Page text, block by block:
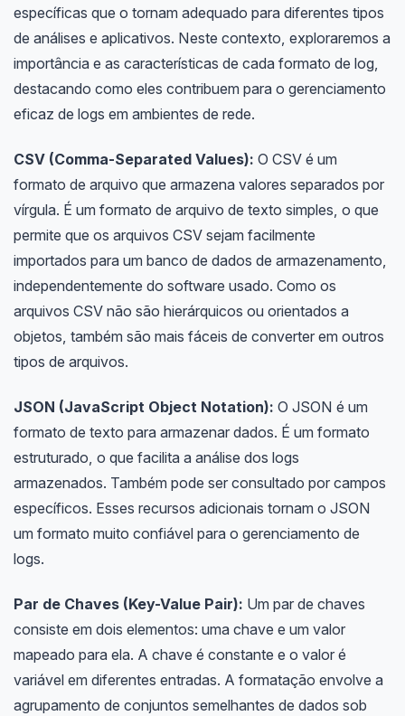
específicas que o tornam adequado para diferentes tipos
de análises e aplicativos. Neste contexto, exploraremos a
importância e as características de cada formato de log,
destacando como eles contribuem para o gerenciamento
eficaz de logs em ambientes de rede.
CSV (Comma-Separated Values): O CSV é um
formato de arquivo que armazena valores separados por
vírgula. É um formato de arquivo de texto simples, o que
permite que os arquivos CSV sejam facilmente
importados para um banco de dados de armazenamento,
independentemente do software usado. Como os
arquivos CSV não são hierárquicos ou orientados a
objetos, também são mais fáceis de converter em outros
tipos de arquivos.
JSON (JavaScript Object Notation): O JSON é um
formato de texto para armazenar dados. É um formato
estruturado, o que facilita a análise dos logs
armazenados. Também pode ser consultado por campos
específicos. Esses recursos adicionais tornam o JSON
um formato muito confiável para o gerenciamento de
logs.
Par de Chaves (Key-Value Pair): Um par de chaves
consiste em dois elementos: uma chave e um valor
mapeado para ela. A chave é constante e o valor é
variável em diferentes entradas. A formatação envolve a
agrupamento de conjuntos semelhantes de dados sob